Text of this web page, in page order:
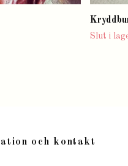
Slut i
och kontakt